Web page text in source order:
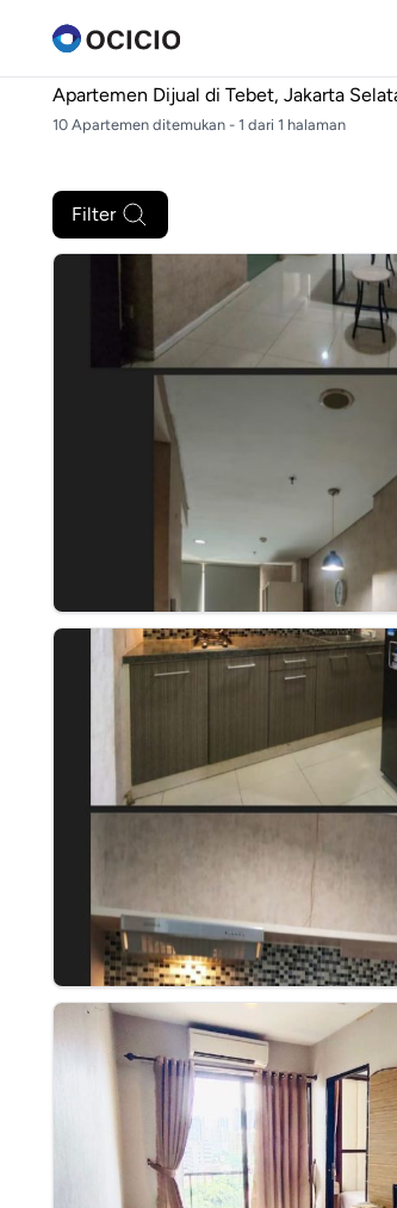
Apartemen Dijual di Tebet, Jakarta
10 Apartemen ditemukan - 1 dari 1 halaman
Filter